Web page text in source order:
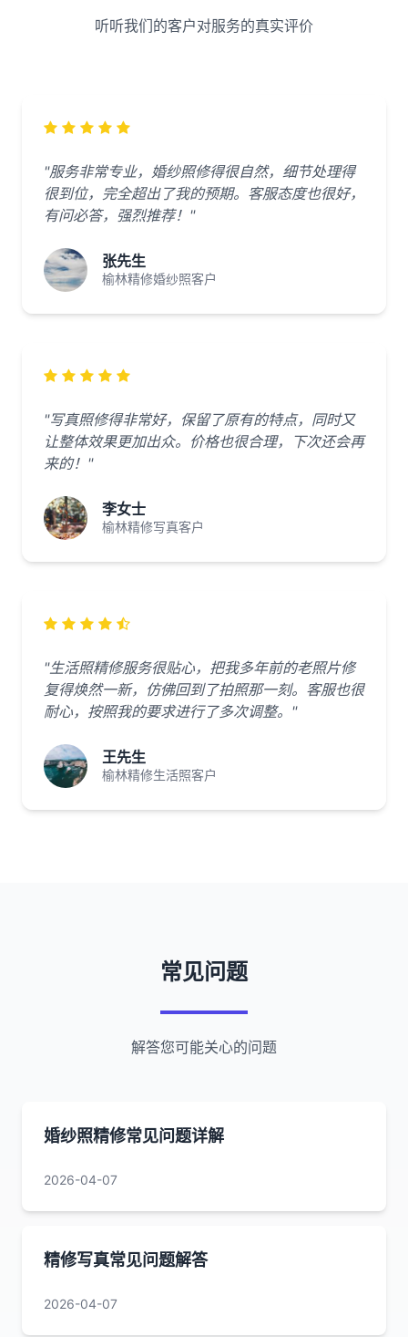
听听我们的客户对服务的真实评价
"服务非常专业，婚纱照修得很自然，细节处理得
很到位，完全超出了我的预期。客服态度也很好，
有问必答，强烈推荐！"
张先生
榆林精修婚纱照客户
"写真照修得非常好，保留了原有的特点，同时又
让整体效果更加出众。价格也很合理，下次还会再
来的！"
李女士
榆林精修写真客户
"生活照精修服务很贴心，把我多年前的老照片修
复得焕然一新，仿佛回到了拍照那一刻。客服也很
耐心，按照我的要求进行了多次调整。"
王先生
榆林精修生活照客户
常见问题
解答您可能关心的问题
婚纱照精修常见问题详解
2026-04-07
精修写真常见问题解答
2026-04-07